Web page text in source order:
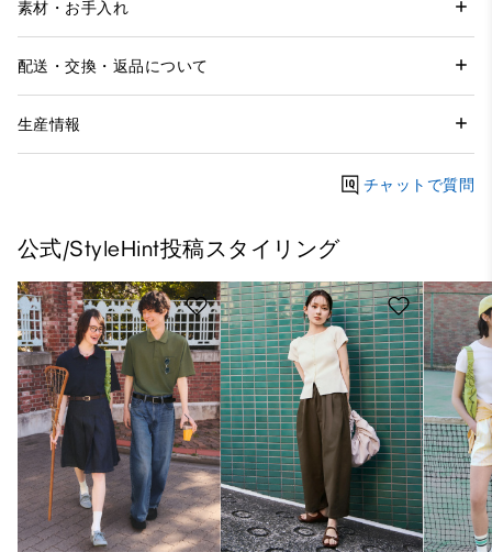
素材・お手入れ
配送・交換・返品について
生産情報
チャットで質問
公式/StyleHint投稿スタイリング